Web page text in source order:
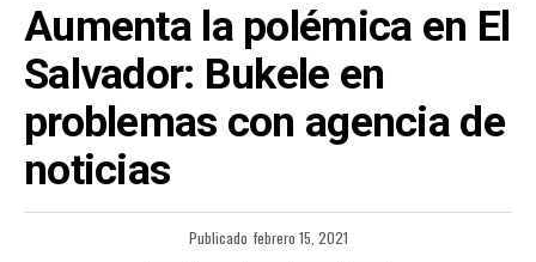
Aumenta la polémica en El
Salvador: Bukele en
problemas con agencia de
noticias
Publicado febrero 15, 2021